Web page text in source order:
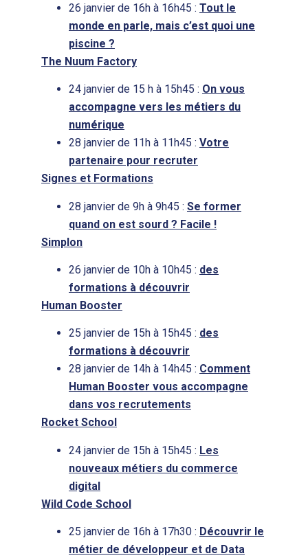
26 janvier de 16h à 16h45 : Tout le
monde en parle, mais c’est quoi une
piscine ?
The Nuum Factory
24 janvier de 15 h à 15h45 : On vous
accompagne vers les métiers du
numérique
28 janvier de 11h à 11h45 : Votre
partenaire pour recruter
Signes et Formations
28 janvier de 9h à 9h45 : Se former
quand on est sourd ? Facile !
Simplon
26 janvier de 10h à 10h45 : des
formations à découvrir
Human Booster
25 janvier de 15h à 15h45 : des
formations à découvrir
28 janvier de 14h à 14h45 : Comment
Human Booster vous accompagne
dans vos recrutements
Rocket School
24 janvier de 15h à 15h45 : Les
nouveaux métiers du commerce
digital
Wild Code School
25 janvier de 16h à 17h30 : Découvrir le
métier de développeur et de Data